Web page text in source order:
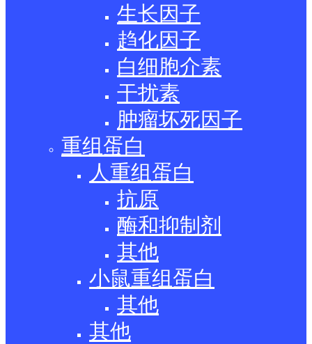
生长因子
趋化因子
白细胞介素
干扰素
肿瘤坏死因子
重组蛋白
人重组蛋白
抗原
酶和抑制剂
其他
小鼠重组蛋白
其他
其他